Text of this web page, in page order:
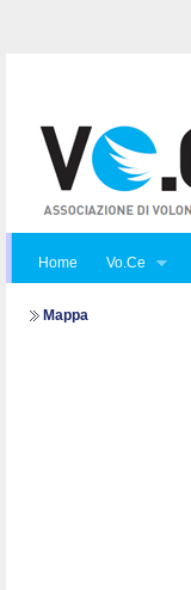
Home Vo.Ce
Mappa